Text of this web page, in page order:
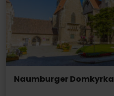
Naumburger Domkyrka